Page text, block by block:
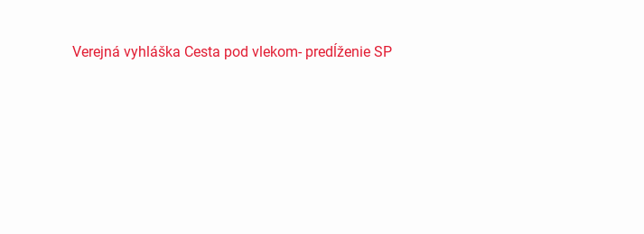
Verejná vyhláška Cesta pod vlekom- predĺženie SP